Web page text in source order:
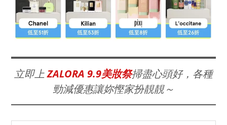
立即上ZALORA 9.9美妝祭掃盡心頭好，各種
勁減優惠讓妳慳家扮靚靚～